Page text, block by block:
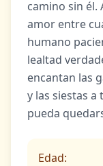
camino sin él.
amor entre
humano
lealtad
encantan las
y las siestas a
pueda
Edad: